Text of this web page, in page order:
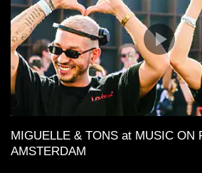
MIGUELLE & TONS at MUSIC ON
AMSTERDAM